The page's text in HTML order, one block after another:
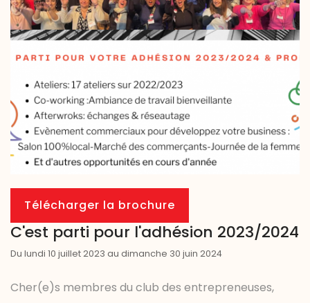
Télécharger la brochure
C'est parti pour l'adhésion 2023/2024
Du lundi 10 juillet 2023 au dimanche 30 juin 2024
Cher(e)s membres du club des entrepreneuses,